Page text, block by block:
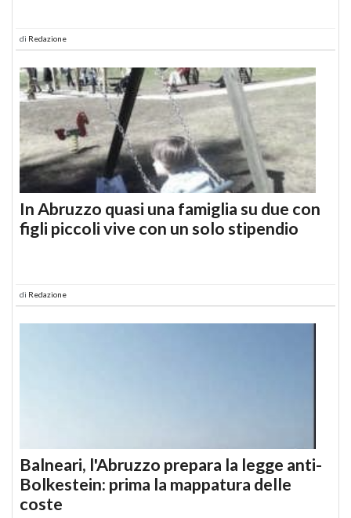
di Redazione
In Abruzzo quasi una famiglia su due con
figli piccoli vive con un solo stipendio
di Redazione
Balneari, l'Abruzzo prepara la legge anti-
Bolkestein: prima la mappatura delle
coste